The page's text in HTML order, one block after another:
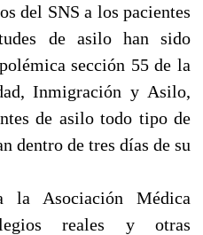
del SNS a los pacientes
de asilo han sido
sección 55 de la
Inmigración y Asilo,
de asilo todo tipo de
dentro de tres días de su
Asociación Médica
reales y otras